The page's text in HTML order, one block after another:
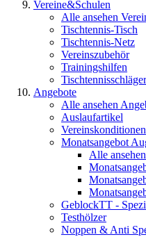
Vereine&Schulen
Alle ansehen
Tischtennis-Tisch
Tischtennis-Netz
Vereinszubehör
Trainingshilfen
Tischtennisschläger
Angebote
Alle ansehen
Auslaufartikel
Vereinskonditionen
Monatsangebot
Alle
GeblockTT -
Testhölzer
Noppen & Anti